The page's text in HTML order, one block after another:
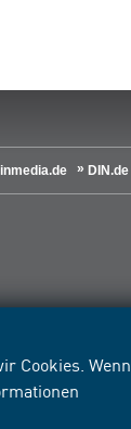
Cookies. Wenn
DIN.de